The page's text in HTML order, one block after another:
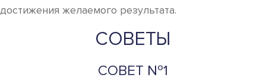
достижения желаемого результата.
СОВЕТЫ
СОВЕТ №1